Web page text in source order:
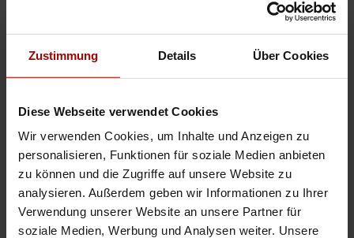
Zustimmung Details Über Cookies
Diese Webseite verwendet Cookies
Wir verwenden Cookies, um Inhalte und Anzeigen zu
personalisieren, Funktionen für soziale Medien anbieten
zu können und die Zugriffe auf unsere Website zu
analysieren. Außerdem geben wir Informationen zu Ihrer
Verwendung unserer Website an unsere Partner für
soziale Medien, Werbung und Analysen weiter. Unsere
16.12.2025
Turbinenschlosser und Monteure aller Art mit Kraftwerkserfahrung. Auch
Zusammenarbeit mit Selbständige ist möglich. ..
Auftragin 40885, Ratingen 20.08.2025
Monteure für TKF-Montage gesucht
Auftragswert: VHB EUR